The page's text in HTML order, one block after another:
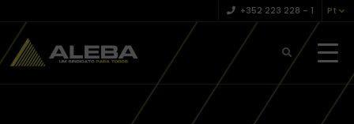
+352 223 228 – 1 Pt